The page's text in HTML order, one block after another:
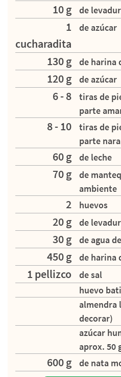
10 g de
1
cucharadita
de azúcar
130 g de harina
120 g de azúcar
6 - 8
tiras de
parte
8 - 10
tiras de
parte
60 g de leche
70 g
de
ambiente
2 huevos
20 g de
30 g de agua
450 g de harina
1 pellizco
de sal
huevo
almendra
decorar)
azúcar
aprox. 50
600 g de nata